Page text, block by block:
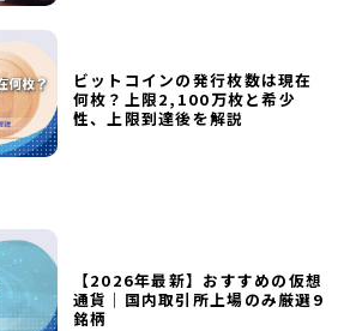
ビットコインの発行枚数は現在
何枚？上限2,100万枚と希少
性、上限到達後を解説
【2026年最新】おすすめの仮想
通貨｜国内取引所上場のみ厳選9
銘柄